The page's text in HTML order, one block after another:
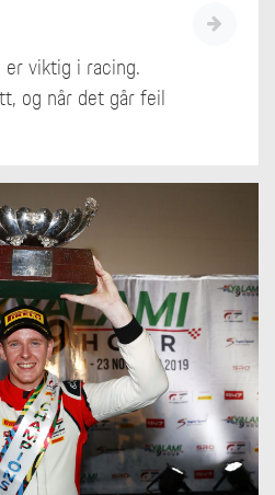
viktig i racing.
og når det går feil